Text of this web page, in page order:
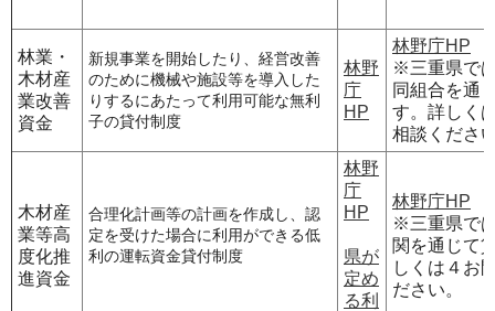
林業・
木材産
業改善
資金
新規事業を開始したり、経営改善
のために機械や施設等を導入した
りするにあたって利用可能な無利
子の貸付制度
林野
庁
HP
林野庁HP
※三重県で
同組合を通
す。詳しく
相談くださ
木材産
業等高
度化推
進資金
合理化計画等の計画を作成し、認
定を受けた場合に利用ができる低
利の運転資金貸付制度
林野
庁
HP
県が
定め
る利
林野庁HP
※三重県で
関を通じて
しくは４お
ださい。